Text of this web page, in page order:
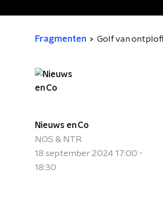
Fragmenten Golf van
Nieuws en Co
NOS & NTR
18 september 2024 17:00 -
18:30